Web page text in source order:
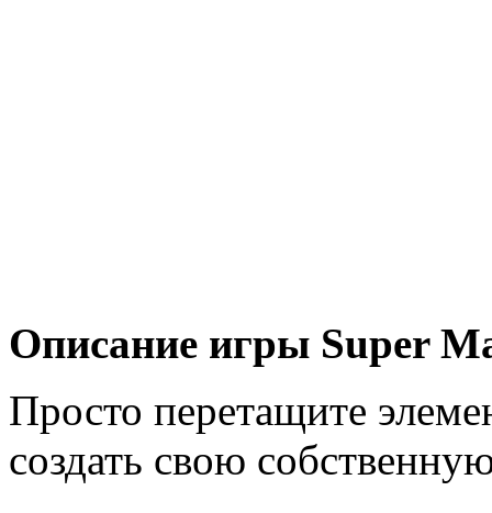
Описание игры Super
Просто перетащите
создать свою